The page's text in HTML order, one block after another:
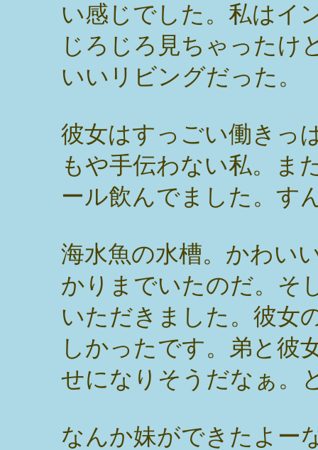
い感じでした。私はイ
じろじろ見ちゃったけ
いいリビングだった。
彼女はすっごい働きっ
もや手伝わない私。ま
ール飲んでました。す
海水魚の水槽。かわい
かりまでいたのだ。そ
いただきました。彼女
しかったです。弟と彼
せになりそうだなぁ。
なんか妹ができたよー